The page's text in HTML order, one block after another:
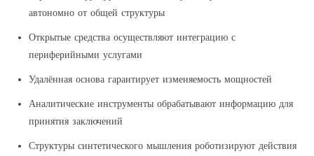
автономно от общей структуры
Открытые средства осуществляют интеграцию с
периферийными услугами
Удалённая основа гарантирует изменяемость мощностей
Аналитические инструменты обрабатывают информацию для
принятия заключений
Структуры синтетического мышления роботизируют действия